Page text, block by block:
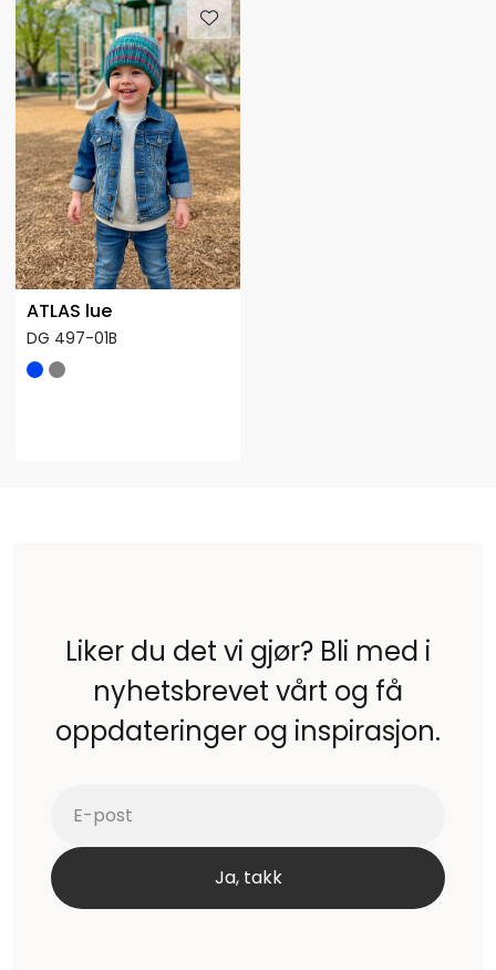
ATLAS lue
DG 497-01B
Liker du det vi gjør? Bli med i
nyhetsbrevet vårt og få
oppdateringer og inspirasjon.